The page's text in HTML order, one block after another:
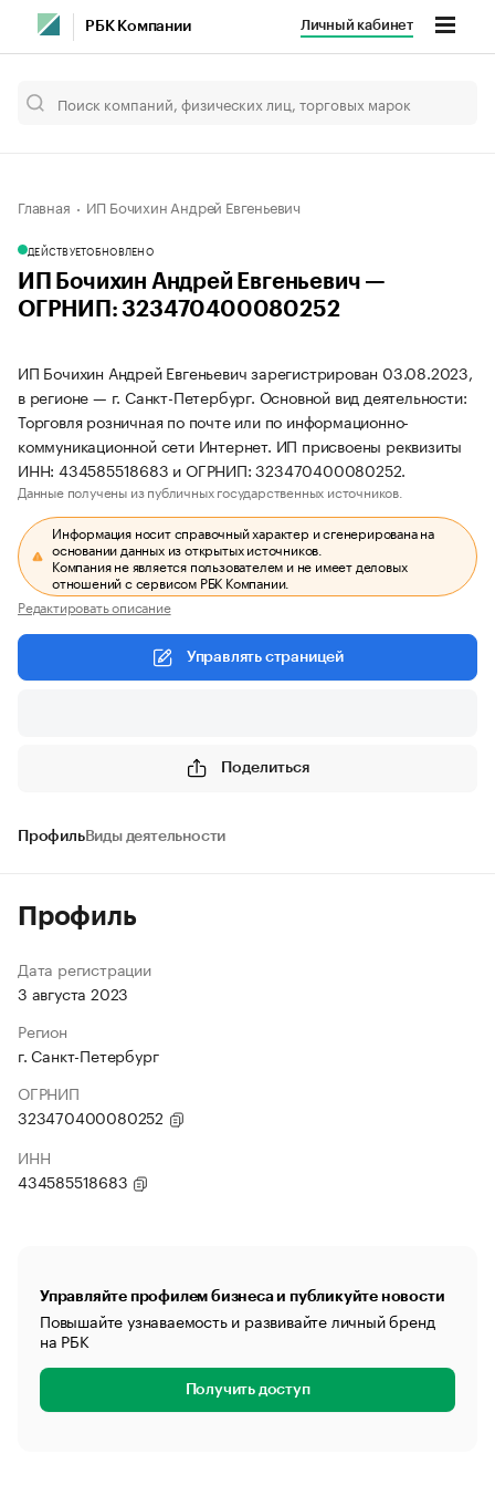
РБК Компании Личный кабинет
Главная ИП Бочихин Андрей Евгеньевич
ДЕЙСТВУЕТОБНОВЛЕНО
ИП Бочихин Андрей Евгеньевич —
ОГРНИП: 323470400080252
ИП Бочихин Андрей Евгеньевич зарегистрирован 03.08.2023,
в регионе — г. Санкт-Петербург. Основной вид деятельности:
Торговля розничная по почте или по информационно-
коммуникационной сети Интернет. ИП присвоены реквизиты
ИНН: 434585518683 и ОГРНИП: 323470400080252.
Данные получены из публичных государственных источников.
Информация носит справочный характер и сгенерирована на
основании данных из открытых источников.
Компания не является пользователем и не имеет деловых
отношений с сервисом РБК Компании.
Редактировать описание
Управлять страницей
Поделиться
ПрофильВиды деятельности
Профиль
Дата регистрации
3 августа 2023
Регион
г. Санкт-Петербург
ОГРНИП
323470400080252
ИНН
434585518683
Управляйте профилем бизнеса и публикуйте новости
Повышайте узнаваемость и развивайте личный бренд
на РБК
Получить доступ